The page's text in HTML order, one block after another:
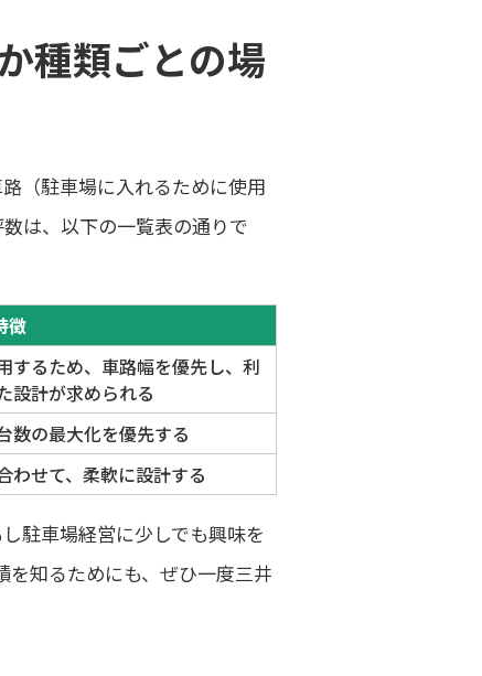
種類ごとの場
（駐車場に入れるために使用
は、以下の一覧表の通りで
徴
するため、車路幅を優先し、利
設計が求められる
数の最大化を優先する
わせて、柔軟に設計する
駐車場経営に少しでも興味を
知るためにも、ぜひ一度三井